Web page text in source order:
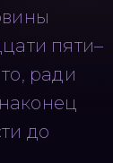
пяти–
ради
до